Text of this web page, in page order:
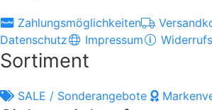
Zahlungsmöglichkeiten
Datenschutz
Impressum
Sortiment
SALE / Sonderangebote